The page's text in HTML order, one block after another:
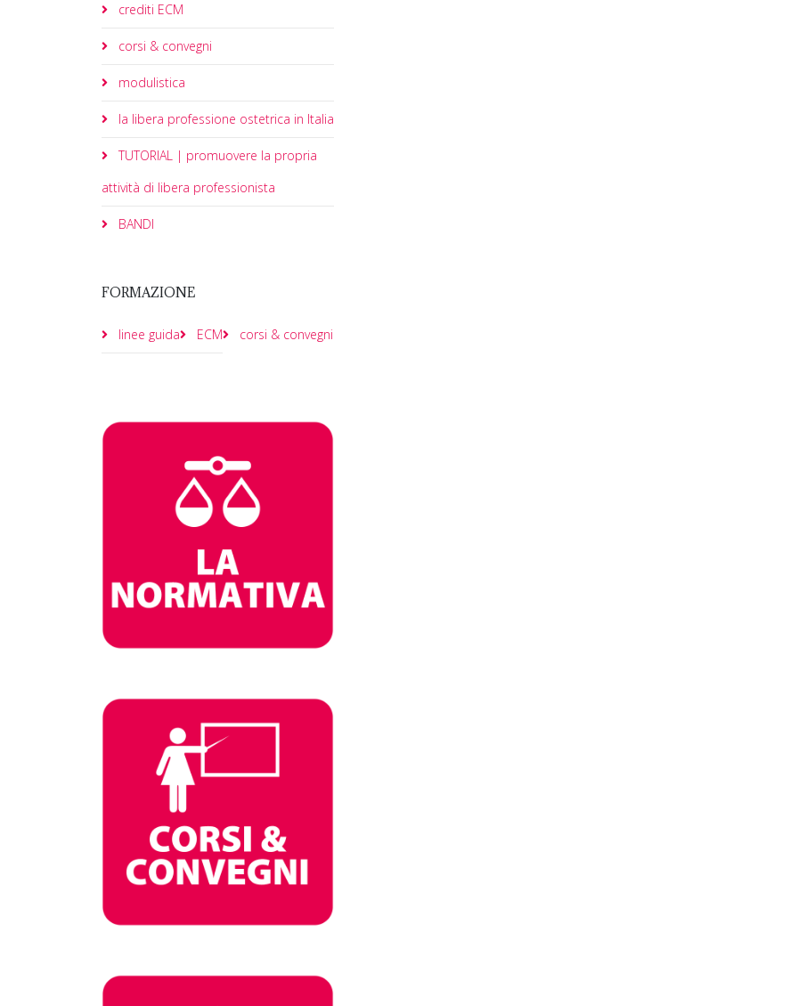
crediti ECM
corsi & convegni
modulistica
la libera professione ostetrica in Italia
TUTORIAL | promuovere la propria
attività di libera professionista
BANDI
FORMAZIONE
linee guida ECM corsi & convegni